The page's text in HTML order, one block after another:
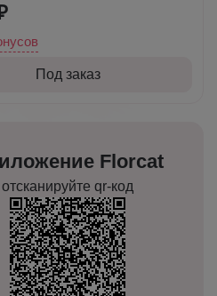
Под заказ
Florcat
отсканируйте qr-код